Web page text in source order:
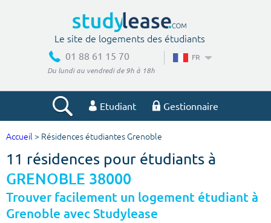
Le site de logements des étudiants
01 88 61 15 70
Du lundi au vendredi de 9h à 18h
FR
Etudiant Gestionnaire
Votre recherche
Ville, école
Accueil > Résidences étudiantes Grenoble
11 résidences pour étudiants à
GRENOBLE 38000
Trouver facilement un logement étudiant à
Grenoble avec Studylease